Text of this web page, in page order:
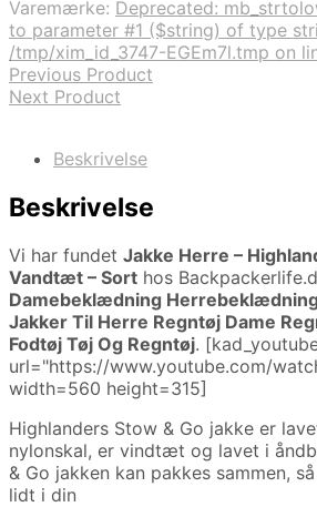
Varemærke: Deprecated:
to parameter #1 ($string) of type
/tmp/xim_id_3747-EGEm7l.tmp on
Previous Product
Next Product
Beskrivelse
Beskrivelse
Vi har fundet Jakke Herre –
Vandtæt – Sort hos
Damebeklædning
Jakker Til Herre Regntøj Dame
Fodtøj Tøj Og Regntøj.
url="https://www.youtube.com/
width=560 height=315]
Highlanders Stow & Go jakke er
nylonskal, er vindtæt og lavet i
& Go jakken kan pakkes sammen,
lidt i din